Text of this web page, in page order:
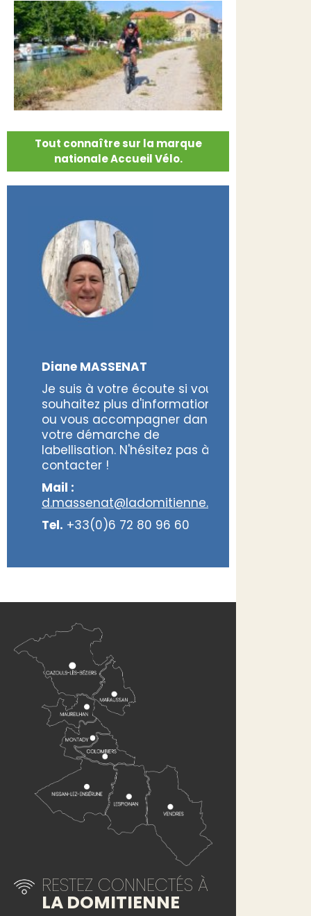
Tout connaître sur la marque
nationale Accueil Vélo.
Diane MASSENAT
Je suis à votre écoute si vous
souhaitez plus d'informations
ou vous accompagner dans
votre démarche de
labellisation. N'hésitez pas à me
contacter !
Mail :
d.massenat@ladomitienne.com
Tel. +33(0)6 72 80 96 60
RESTEZ CONNECTÉS À
LA DOMITIENNE